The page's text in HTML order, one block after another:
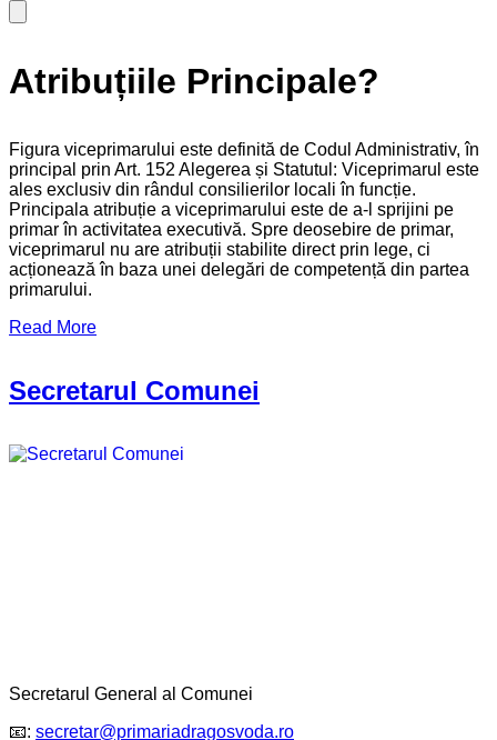
Atribuțiile Principale?
Figura viceprimarului este definită de Codul Administrativ, în
principal prin Art. 152 Alegerea și Statutul: Viceprimarul este
ales exclusiv din rândul consilierilor locali în funcție.
Principala atribuție a viceprimarului este de a-l sprijini pe
primar în activitatea executivă. Spre deosebire de primar,
viceprimarul nu are atribuții stabilite direct prin lege, ci
acționează în baza unei delegări de competență din partea
primarului.
Read More
Secretarul Comunei
Secretarul General al Comunei
📧: secretar@primariadragosvoda.ro